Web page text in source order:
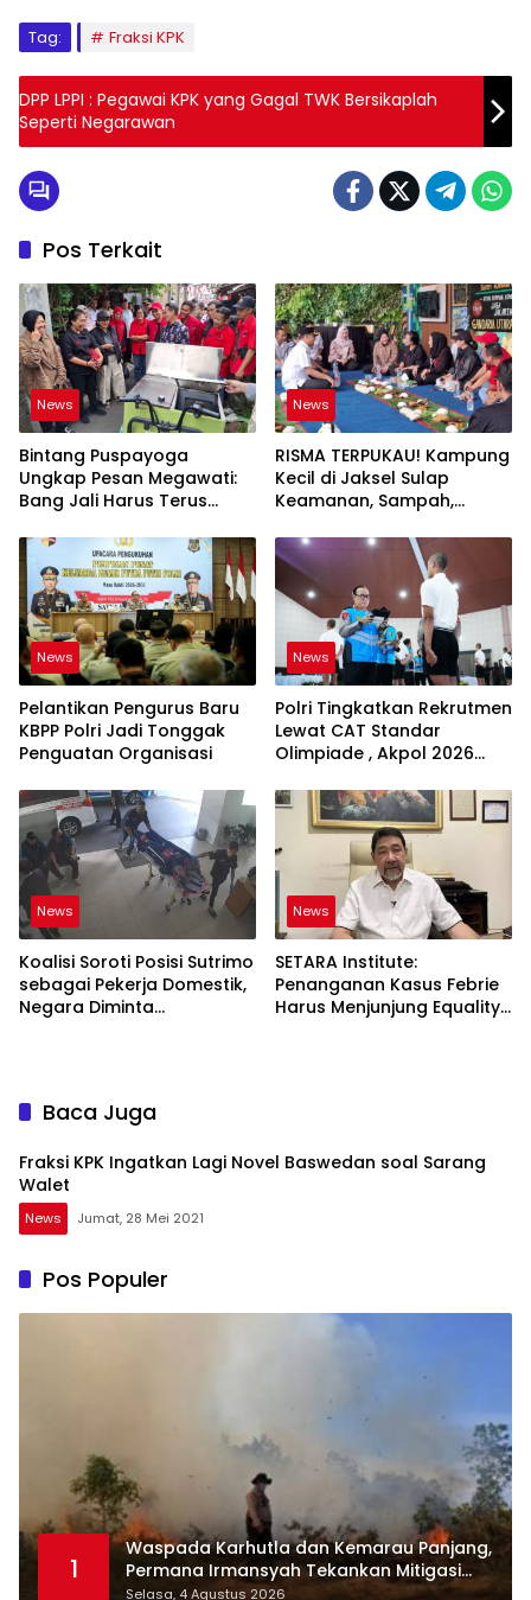
Tag: Fraksi KPK
DPP LPPI : Pegawai KPK yang Gagal TWK Bersikaplah
Seperti Negarawan
Pos Terkait
News
Bintang Puspayoga
Ungkap Pesan Megawati:
Bang Jali Harus Terus
Dikembangkan
News
RISMA TERPUKAU! Kampung
Kecil di Jaksel Sulap
Keamanan, Sampah,
Jadi Satu Sistem
News
Pelantikan Pengurus Baru
KBPP Polri Jadi Tonggak
Penguatan Organisasi
News
Polri Tingkatkan Rekrutmen
Lewat CAT Standar
Olimpiade , Akpol 2026
News
Koalisi Soroti Posisi Sutrimo
sebagai Pekerja Domestik,
Negara Diminta
News
SETARA Institute:
Penanganan Kasus Febrie
Harus Menjunjung Equality
Baca Juga
Fraksi KPK Ingatkan Lagi Novel Baswedan soal Sarang
Walet
News Jumat, 28 Mei 2021
Pos Populer
1
Waspada Karhutla dan Kemarau Panjang,
Permana Irmansyah Tekankan Mitigasi
Berbasis Komunitas
Selasa, 4 Agustus 2026